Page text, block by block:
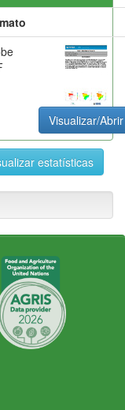
Visualizar/Abrir
estatísticas